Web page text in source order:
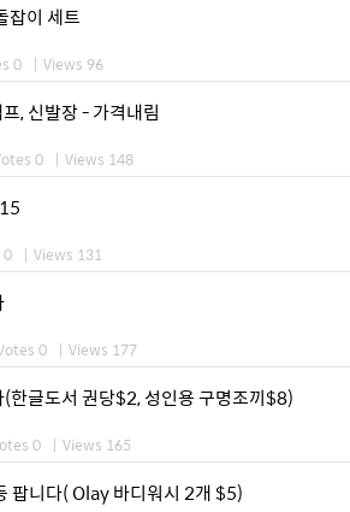
잡이 세트
0 | Views 96
, 신발장 - 가격내림
0 | Views 148
0 | Views 131
0 | Views 177
한글도서 권당$2, 성인용 구명조끼$8)
0 | Views 165
팝니다( Olay 바디워시 2개 $5)